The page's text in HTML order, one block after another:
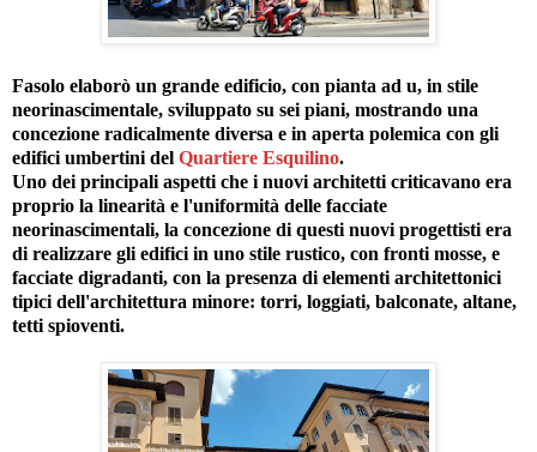
Fasolo elaborò un grande edificio, con pianta ad u, in stile
neorinascimentale, sviluppato su sei piani, mostrando una
concezione radicalmente diversa e in aperta polemica con gli
edifici umbertini del Quartiere Esquilino.
Uno dei principali aspetti che i nuovi architetti criticavano era
proprio la linearità e l'uniformità delle facciate
neorinascimentali, la concezione di questi nuovi progettisti era
di realizzare gli edifici in uno stile rustico, con fronti mosse, e
facciate digradanti, con la presenza di elementi architettonici
tipici dell'architettura minore: torri, loggiati, balconate, altane,
tetti spioventi.